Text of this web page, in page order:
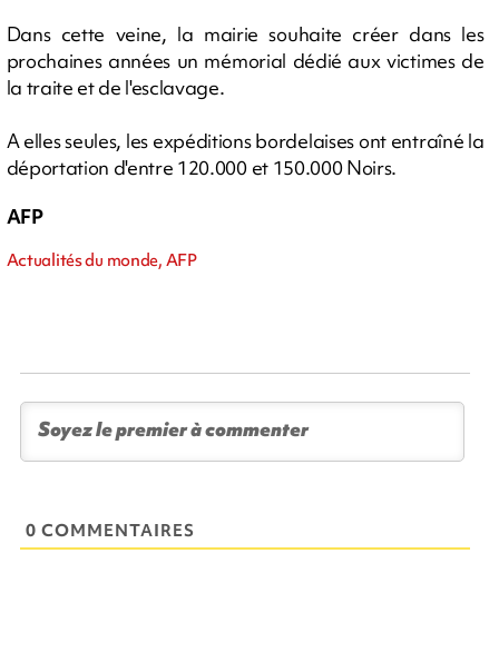
Dans cette veine, la mairie souhaite créer dans les
prochaines années un mémorial dédié aux victimes de
la traite et de l'esclavage.
A elles seules, les expéditions bordelaises ont entraîné la
déportation d'entre 120.000 et 150.000 Noirs.
AFP
Actualités du monde, AFP
0 COMMENTAIRES